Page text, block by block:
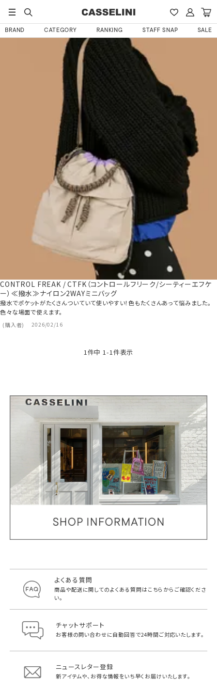
BRAND CATEGORY RANKING STAFF SNAP SALE
CONTROL FREAK / CTFK（コントロールフリーク/シーティーエフケ
ー）≪撥水≫ナイロン2WAYミニバッグ
購入者 2026/02/16
撥水でポケットがたくさんついていて使いやすい！色もたくさんあって悩みました。
色々な場面で使えます。
1 件中 1 -1 件表示
よくある質問
商品や配送に関してのよくある質問はこちらからご確認くださ
い。
チャットサポート
お客様の問い合わせに自動回答で24時間ご対応いたします。
ニュースレター登録
新アイテムや、お得な情報をいち早く お届けいたします。